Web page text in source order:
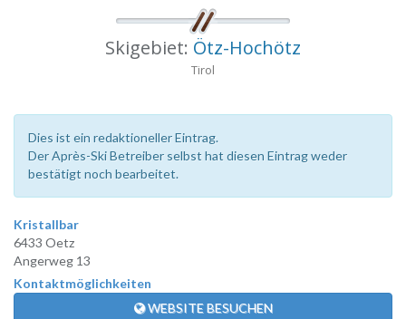
Skigebiet: Ötz-Hochötz
Tirol
Dies ist ein redaktioneller Eintrag.
Der Après-Ski Betreiber selbst hat diesen Eintrag weder
bestätigt noch bearbeitet.
Kristallbar
6433 Oetz
Angerweg 13
Kontaktmöglichkeiten
WEBSITE BESUCHEN